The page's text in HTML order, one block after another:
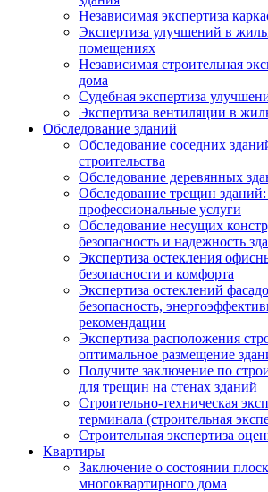
Независимая экспертиза
Экспертиза улучшений в
помещениях
Независимая строительная
дома
Судебная экспертиза
Экспертиза вентиляции в
Обследование зданий
Обследование соседних
строительства
Обследование деревянных
Обследование трещин
профессиональные услуги
Обследование несущих
безопасность и надежность
Экспертиза остекления
безопасности и комфорта
Экспертиза остеклений
безопасность,
рекомендации
Экспертиза расположения
оптимальное размещение
Получите заключение по
для трещин на стенах зданий
Строительно-техническая
терминала (строительная
Строительная экспертиза
Квартиры
Заключение о состоянии
многоквартирного дома